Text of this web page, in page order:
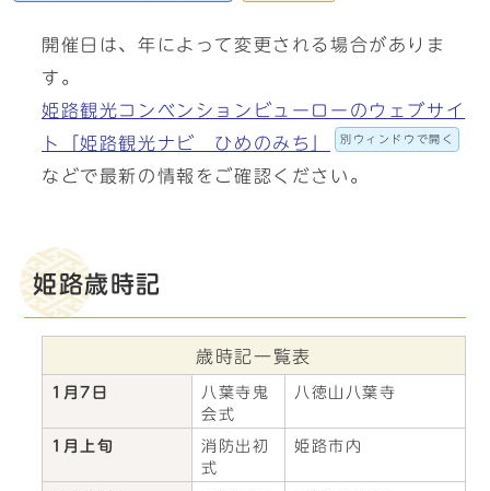
開催日は、年によって変更される場合がありま
す。
姫路観光コンベンションビューローのウェブサイ
ト「姫路観光ナビ ひめのみち」
別ウィンドウで開く
などで最新の情報をご確認ください。
姫路歳時記
歳時記一覧表
1月7日
八葉寺鬼
会式
八徳山八葉寺
1月上旬
消防出初
式
姫路市内